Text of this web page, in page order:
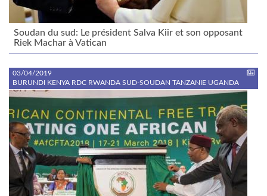
Soudan du sud: Le président Salva Kiir et son opposant
Riek Machar à Vatican
03/04/2019
BURUNDI KENYA RDC RWANDA SUD-SOUDAN TANZANIE UGANDA